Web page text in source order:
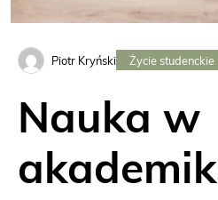
Piotr Kryński Życie studenckie
Nauka w